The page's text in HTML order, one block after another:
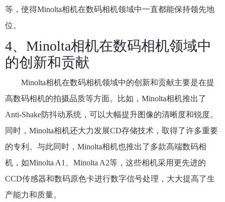
等，使得Minolta相机在数码相机领域中一直都能保持领先地
位。
4、Minolta相机在数码相机领域中
的创新和贡献
Minolta相机在数码相机领域中的创新和贡献主要是在提
高数码相机的拍摄品质等方面。比如，Minolta相机推出了
Anti-Shake防抖动系统，可以大幅提升图像的清晰度和锐度。
同时，Minolta相机还大力发展CD存储技术，取得了许多重要
的专利。与此同时，Minolta相机也推出了多款高端数码相
机，如Minolta A1、Minolta A2等，这些相机采用更先进的
CCD传感器和数码原色卡进行数字信号处理，大大提高了生
产能力和质量。